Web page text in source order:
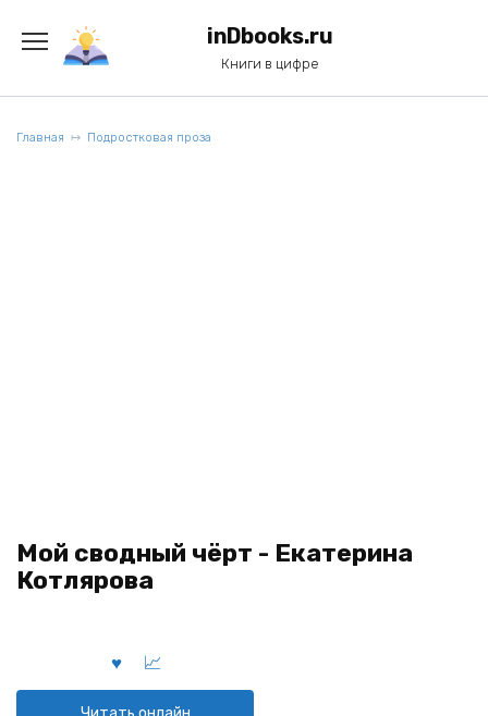
содержанию
inDbooks.ru
Книги в цифре
Главная Подростковая проза
Мой сводный чёрт - Екатерина
Котлярова